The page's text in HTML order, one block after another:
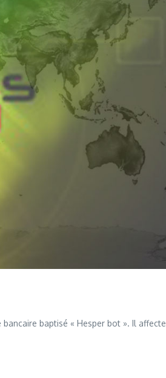
baptisé « Hesper bot ». Il affecte